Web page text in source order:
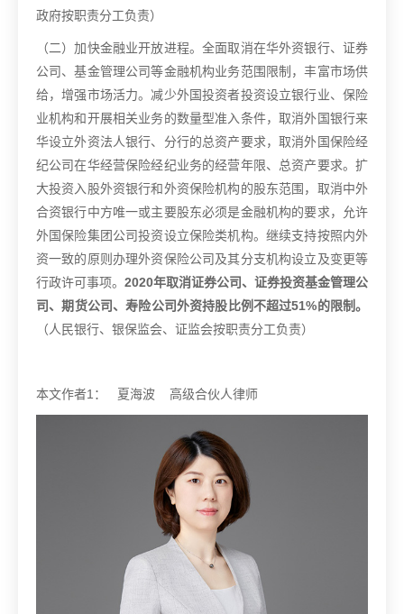
政府按职责分工负责）
（二）加快金融业开放进程。全面取消在华外资银行、证券
公司、基金管理公司等金融机构业务范围限制，丰富市场供
给，增强市场活力。减少外国投资者投资设立银行业、保险
业机构和开展相关业务的数量型准入条件，取消外国银行来
华设立外资法人银行、分行的总资产要求，取消外国保险经
纪公司在华经营保险经纪业务的经营年限、总资产要求。扩
大投资入股外资银行和外资保险机构的股东范围，取消中外
合资银行中方唯一或主要股东必须是金融机构的要求，允许
外国保险集团公司投资设立保险类机构。继续支持按照内外
资一致的原则办理外资保险公司及其分支机构设立及变更等
行政许可事项。 2020年取消证券公司、证券投资基金管理公
司、期货公司、寿险公司外资持股比例不超过51%的限制。
（人民银行、银保监会、证监会按职责分工负责）
本文作者1： 夏海波 高级合伙人律师